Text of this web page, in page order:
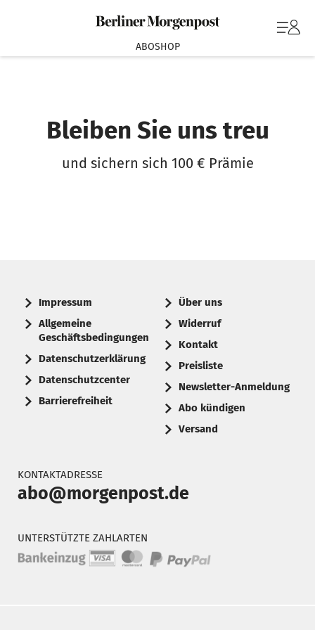
ABOSHOP
Bleiben Sie uns treu
und sichern sich 100 € Prämie
Impressum
Allgemeine
Geschäftsbedingungen
Datenschutzerklärung
Datenschutzcenter
Barrierefreiheit
Über uns
Widerruf
Kontakt
Preisliste
Newsletter-Anmeldung
Abo kündigen
Versand
KONTAKTADRESSE
abo@morgenpost.de
UNTERSTÜTZTE ZAHLARTEN